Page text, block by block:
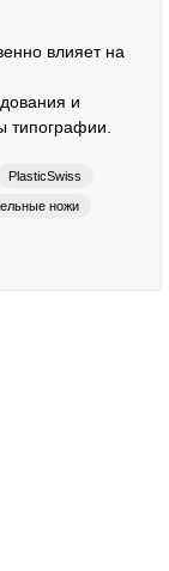
влияет на
и
типографии.
PlasticSwiss
ножи